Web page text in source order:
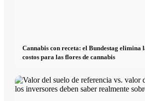
Cannabis con receta: el Bundestag elimina
costos para las flores de cannabis